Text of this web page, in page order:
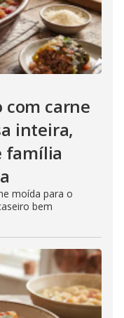
com carne
inteira,
família
moída para o
bem